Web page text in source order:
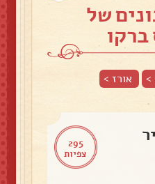
של
ברקו
> אורז >
295
צפיות